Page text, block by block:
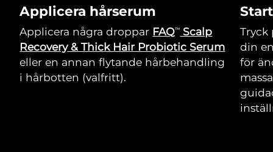
Applicera hårserum
Applicera några droppar FAQTM
Scalp
Recovery & Thick Hair Probiotic Serum
eller en annan flytande hårbehandling
i hårbotten (valfritt).
Tryck
din
för